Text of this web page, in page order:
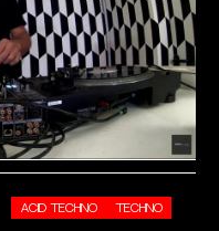
ACID TECHNO TECHNO